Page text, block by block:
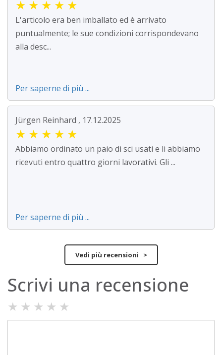
★ ★ ★ ★ ★
L'articolo era ben imballato ed è arrivato
puntualmente; le sue condizioni corrispondevano
alla desc...
Per saperne di più ...
Jürgen Reinhard , 17.12.2025
★ ★ ★ ★ ★
Abbiamo ordinato un paio di sci usati e li abbiamo
ricevuti entro quattro giorni lavorativi. Gli ...
Per saperne di più ...
Vedi più recensioni >
Scrivi una recensione
★ ★ ★ ★ ★